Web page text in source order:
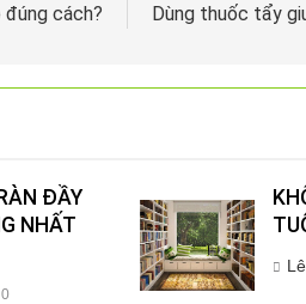
cách?
Dùng thuốc tẩy
ĐẦY
NHẤT
0